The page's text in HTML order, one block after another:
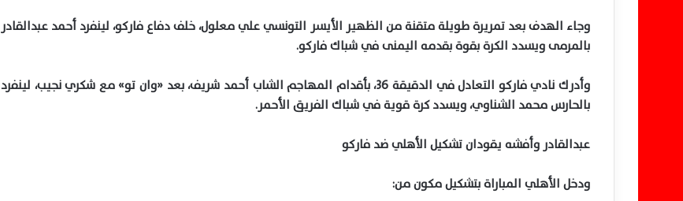
وجاء الهدف بعد تمريرة طويلة متقنة من الظهير الأيسر التونسي علي معلول، خلف دفاع فاركو، لينفرد أحمد عبدالقادر
بالمرمى ويسدد الكرة بقوة بقدمه اليمنى في شباك فاركو.
وأدرك نادي فاركو التعادل في الدقيقة 36، بأقدام المهاجم الشاب أحمد شريف، بعد «وان تو» مع شكري نجيب، لينفرد
بالحارس محمد الشناوي، ويسدد كرة قوية في شباك الفريق الأحمر.
عبدالقادر وأفشه يقودان تشكيل الأهلي ضد فاركو
ودخل الأهلي المباراة بتشكيل مكون من: